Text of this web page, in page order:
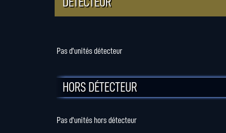
Pas d'unités détecteur
HORS DÉTECTEUR
Pas d'unités hors détecteur